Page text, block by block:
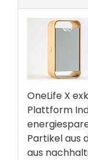
OneLife X
Plattform
Partikel aus
aus